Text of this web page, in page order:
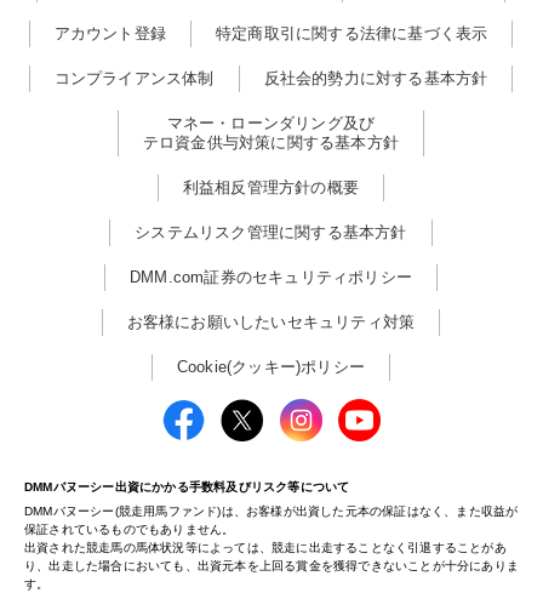
アカウント登録 特定商取引に関する法律に基づく表示
コンプライアンス体制 反社会的勢力に対する基本方針
マネー・ローンダリング及び
テロ資金供与対策に関する基本方針
利益相反管理方針の概要
システムリスク管理に関する基本方針
DMM.com証券のセキュリティポリシー
お客様にお願いしたいセキュリティ対策
Cookie(クッキー)ポリシー
DMMバヌーシー出資にかかる手数料及びリスク等について
DMMバヌーシー(競走用馬ファンド)は、お客様が出資した元本の保証はなく、また収益が
保証されているものでもありません。
出資された競走馬の馬体状況等によっては、競走に出走することなく引退することがあ
り、出走した場合においても、出資元本を上回る賞金を獲得できないことが十分にありま
す。